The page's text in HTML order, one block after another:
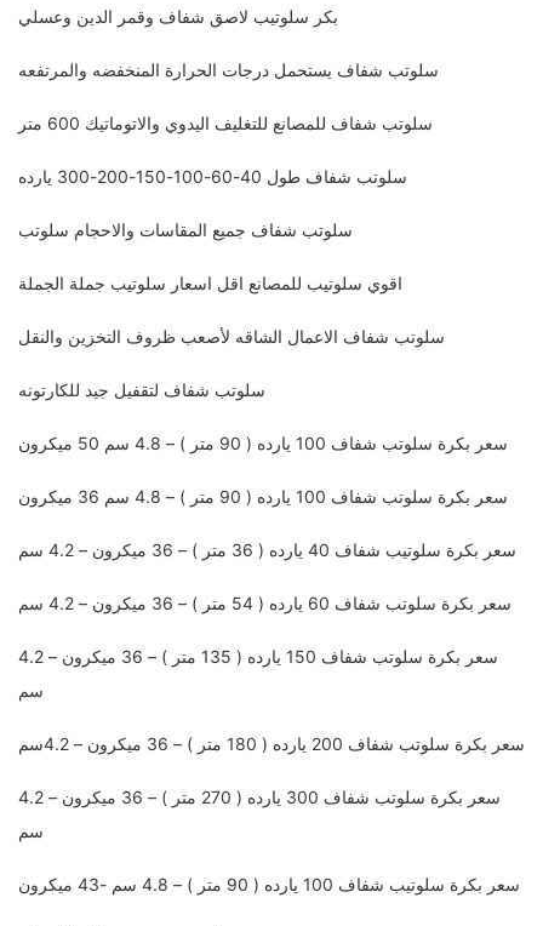
بكر سلوتيب لاصق شفاف وقمر الدين وعسلي
سلوتب شفاف يستحمل درجات الحرارة المنخفضه والمرتفعه
سلوتب شفاف للمصانع للتغليف اليدوي والاتوماتيك 600 متر
سلوتب شفاف طول 40-60-100-150-200-300 يارده
سلوتب شفاف جميع المقاسات والاحجام سلوتب
اقوي سلوتيب للمصانع اقل اسعار سلوتيب جملة الجملة
سلوتب شفاف الاعمال الشاقه لأصعب ظروف التخزين والنقل
سلوتب شفاف لتقفيل جيد للكارتونه
سعر بكرة سلوتب شفاف 100 يارده ( 90 متر ) – 4.8 سم 50 ميكرون
سعر بكرة سلوتب شفاف 100 يارده ( 90 متر ) – 4.8 سم 36 ميكرون
سعر بكرة سلوتيب شفاف 40 يارده ( 36 متر ) – 36 ميكرون – 4.2 سم
سعر بكرة سلوتب شفاف 60 يارده ( 54 متر ) – 36 ميكرون – 4.2 سم
سعر بكرة سلوتب شفاف 150 يارده ( 135 متر ) – 36 ميكرون – 4.2
سم
سعر بكرة سلوتب شفاف 200 يارده ( 180 متر ) – 36 ميكرون – 4.2سم
سعر بكرة سلوتب شفاف 300 يارده ( 270 متر ) – 36 ميكرون – 4.2
سم
سعر بكرة سلوتيب شفاف 100 يارده ( 90 متر ) – 4.8 سم -43 ميكرون